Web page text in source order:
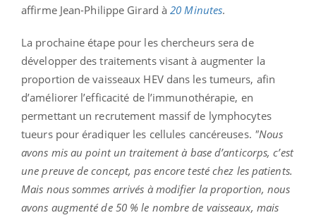
affirme Jean-Philippe Girard à20 Minutes.
La prochaine étape pour les chercheurs sera de
développer des traitements visant à augmenter la
proportion de vaisseaux HEV dans les tumeurs, afin
d’améliorer l’efficacité de l’immunothérapie, en
permettant un recrutement massif de lymphocytes
tueurs pour éradiquer les cellules cancéreuses. "Nous
avons mis au point un traitement à base d’anticorps, c’est
une preuve de concept, pas encore testé chez les patients.
Mais nous sommes arrivés à modifier la proportion, nous
avons augmenté de 50 % le nombre de vaisseaux, mais